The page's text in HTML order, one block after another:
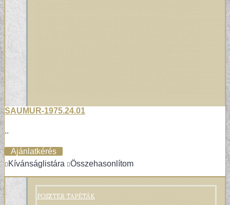
POSZTER TAPÉTÁK
SAUMUR-1975.24.01
..
Ajánlatkérés
Kívánságlistára
Összehasonlítom